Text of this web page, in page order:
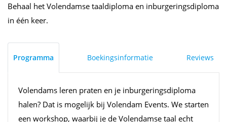
Behaal het Volendamse taaldiploma en inburgeringsdiploma
in één keer.
Programma Boekingsinformatie Reviews
Volendams leren praten en je inburgeringsdiploma
halen? Dat is mogelijk bij Volendam Events. We starten
een workshop, waarbij je de Volendamse taal echt